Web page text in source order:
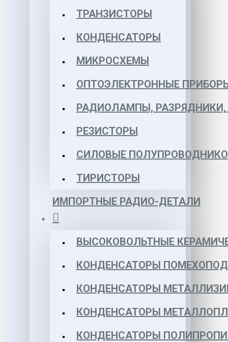
ТРАНЗИСТОРЫ
КОНДЕНСАТОРЫ
МИКРОСХЕМЫ
ОПТОЭЛЕКТРОННЫЕ
РАДИОЛАМПЫ,
РЕЗИСТОРЫ
СИЛОВЫЕ
ТИРИСТОРЫ
ИМПОРТНЫЕ РАДИО-ДЕТАЛИ
ВЫСОКОВОЛЬТНЫЕ
КОНДЕНСАТОРЫ
КОНДЕНСАТОРЫ
КОНДЕНСАТОРЫ
КОНДЕНСАТОРЫ